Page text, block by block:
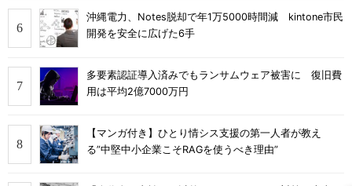
沖縄電力、Notes脱却で年1万5000時間減 kintone市民
開発を安全に広げた6手
多要素認証導入済みでもランサムウェア被害に 復旧費
用は平均2億7000万円
【マンガ付き】ひとり情シス支援の第一人者が教え
る”中堅中小企業こそRAGを使うべき理由”